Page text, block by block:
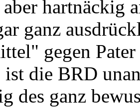
hartnäckig
ganz
gegen
die BRD
des ganz